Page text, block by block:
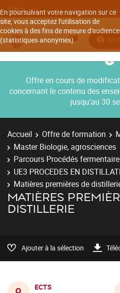
En poursuivant votre navigation sur ce
site, vous acceptez l'utilisation de
cookies à des fins de mesure d'audience
(statistiques anonymes).
Aller à
Se
Offre en cours de
concernant le contenu des
jusqu’au 30
Accueil Offre de formation
Master Biologie, agrosciences
Parcours Procédés
UE3 PROCEDES EN
Matières premières de
MATIÈRES
DISTILLERIE
Ajouter à la sélection
ECTS